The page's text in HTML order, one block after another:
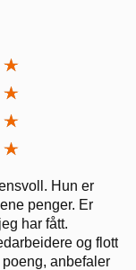
Hun er
penger. Er
har fått.
og flott
anbefaler